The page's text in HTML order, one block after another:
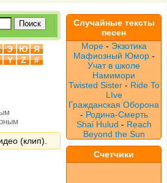
Э Ю
Я
Y Z
#
(клип).
Случайные тексты
песен
Море- Экзотика
Мафиозный Юмор-
Учат в школе
Намимори
Twisted Sister- Ride To
LIve
Гражданская Оборона
- Родина-Смерть
Shai Hulud - Reach
Beyond the Sun
Счетчики